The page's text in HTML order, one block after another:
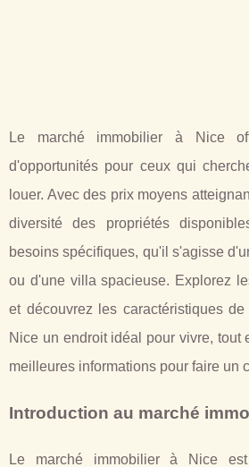
Le marché immobilier à Nice
d'opportunités pour ceux qui
louer. Avec des prix moyens
diversité des propriétés
besoins spécifiques, qu'il s'agisse
ou d'une villa spacieuse. Explorez
et découvrez les caractéristiques
Nice un endroit idéal pour vivre, tout
meilleures informations pour faire un
Introduction au marché
Le marché immobilier à Nice